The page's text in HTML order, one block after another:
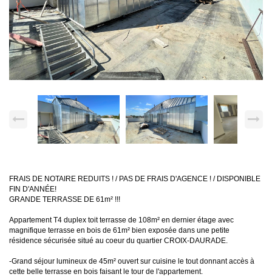
FRAIS DE NOTAIRE REDUITS ! / PAS DE FRAIS D'AGENCE ! / DISPONIBLE
FIN D'ANNÉE!
GRANDE TERRASSE DE 61m² !!!
Appartement T4 duplex toit terrasse de 108m² en dernier étage avec
magnifique terrasse en bois de 61m² bien exposée dans une petite
résidence sécurisée situé au coeur du quartier CROIX-DAURADE.
-Grand séjour lumineux de 45m² ouvert sur cuisine le tout donnant accès à
cette belle terrasse en bois faisant le tour de l'appartement.